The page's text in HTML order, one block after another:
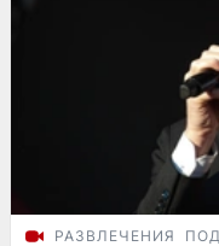
РАЗВЛЕЧЕНИЯ